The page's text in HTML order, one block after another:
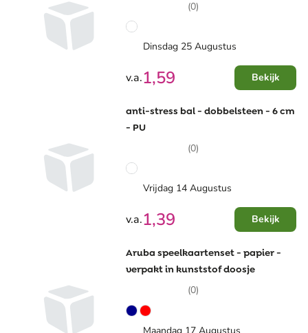
(0)
Dinsdag 25 Augustus
v.a.1,59 Bekijk
anti-stress bal - dobbelsteen - 6 cm
- PU
(0)
Vrijdag 14 Augustus
v.a.1,39 Bekijk
Aruba speelkaartenset - papier -
verpakt in kunststof doosje
(0)